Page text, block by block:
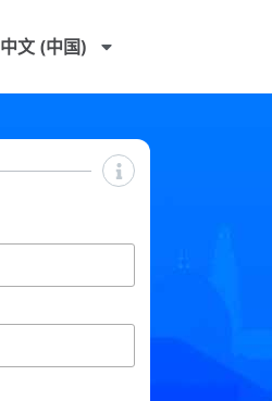
中文 (中国)